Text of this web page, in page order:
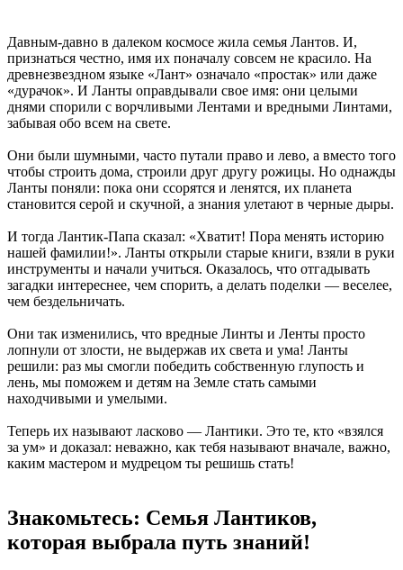
Давным-давно в далеком космосе жила семья Лантов. И,
признаться честно, имя их поначалу совсем не красило. На
древнезвездном языке «Лант» означало «простак» или даже
«дурачок». И Ланты оправдывали свое имя: они целыми
днями спорили с ворчливыми Лентами и вредными Линтами,
забывая обо всем на свете.
Они были шумными, часто путали право и лево, а вместо того
чтобы строить дома, строили друг другу рожицы. Но однажды
Ланты поняли: пока они ссорятся и ленятся, их планета
становится серой и скучной, а знания улетают в черные дыры.
И тогда Лантик-Папа сказал: «Хватит! Пора менять историю
нашей фамилии!». Ланты открыли старые книги, взяли в руки
инструменты и начали учиться. Оказалось, что отгадывать
загадки интереснее, чем спорить, а делать поделки — веселее,
чем бездельничать.
Они так изменились, что вредные Линты и Ленты просто
лопнули от злости, не выдержав их света и ума! Ланты
решили: раз мы смогли победить собственную глупость и
лень, мы поможем и детям на Земле стать самыми
находчивыми и умелыми.
Теперь их называют ласково — Лантики. Это те, кто «взялся
за ум» и доказал: неважно, как тебя называют вначале, важно,
каким мастером и мудрецом ты решишь стать!
Знакомьтесь: Семья Лантиков,
которая выбрала путь знаний!